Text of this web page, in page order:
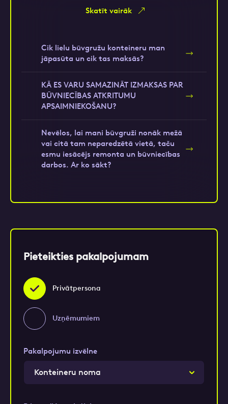
Skatīt vairāk
Cik lielu būvgružu konteineru man
jāpasūta un cik tas maksās?
KĀ ES VARU SAMAZINĀT IZMAKSAS PAR
BŪVNIECĪBAS ATKRITUMU
APSAIMNIEKOŠANU?
Nevēlos, lai mani būvgruži nonāk mežā
vai citā tam neparedzētā vietā, taču
esmu iesācējs remonta un būvniecības
darbos. Ar ko sākt?
Pieteikties pakalpojumam
Privātpersona
Uzņēmumiem
Pakalpojumu izvēlne
Konteineru noma